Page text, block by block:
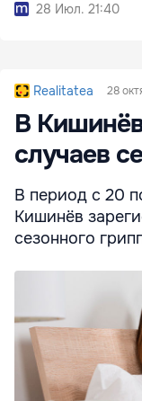
28 Июл. 21:40
Realitatea 28
В
случаев
В период с 20
Кишинёв
сезонного